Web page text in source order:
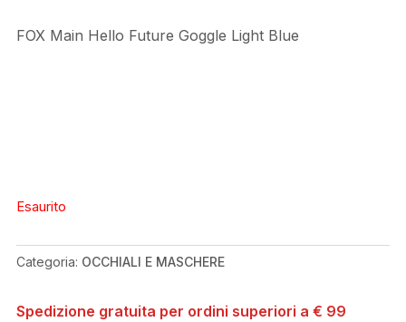
FOX Main Hello Future Goggle Light Blue
Esaurito
Categoria: OCCHIALI E MASCHERE
Spedizione gratuita per ordini superiori a € 99